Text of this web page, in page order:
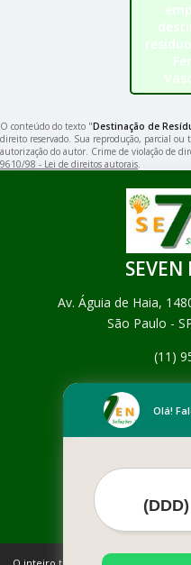
O conteúdo do texto "Destinação de
direito reservado. Sua reprodução, parcial ou
autorização do autor. Crime de violação de
9610/98 - Lei de direitos autorais.
SEVEN
Av. Águia de Haia,
São Paulo -
(11)
Mais
Olá!